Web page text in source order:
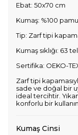
Ebat: 50x70 cm
Kumaş: %100
Tip: Zarf tipi
Kumaş sıklığı: 63 tel
Sertifika: OEKO-
Zarf tipi
sade ve doğal bir
ideal tercihtir.
konforlu bir
Kumaş Cinsi